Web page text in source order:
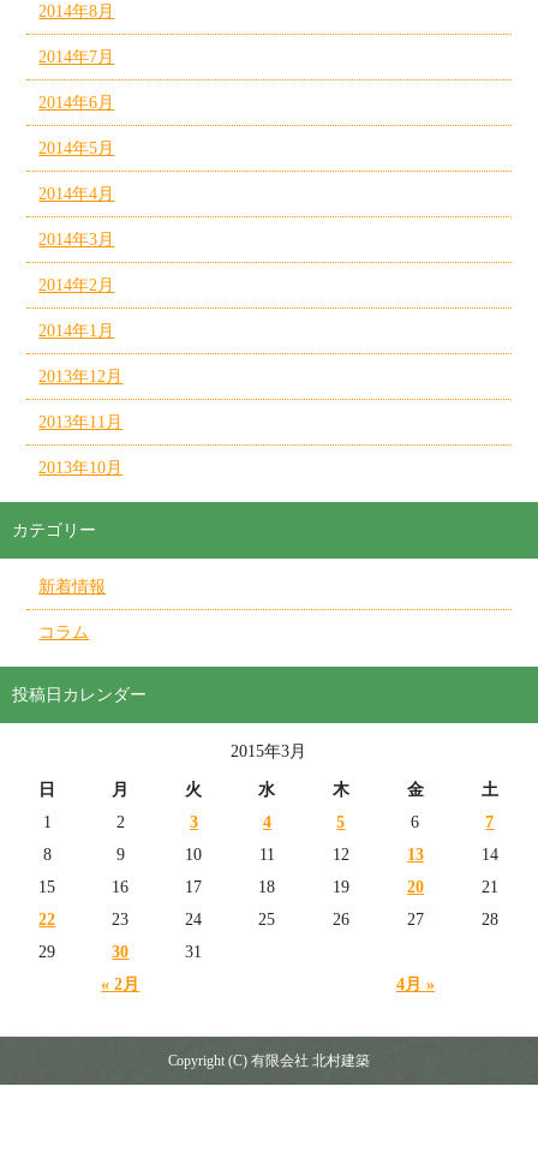
2014年8月
2014年7月
2014年6月
2014年5月
2014年4月
2014年3月
2014年2月
2014年1月
2013年12月
2013年11月
2013年10月
カテゴリー
新着情報
コラム
投稿日カレンダー
2015年3月
日 月 火 水 木 金 土
« 2月 4月 »
1 2 3 4 5 6
7
8
9 10 11 12 13
14
15
16 17 18 19 20
21
22
23 24 25 26 27
28
29
30 31
Copyright (C) 有限会社 北村建築